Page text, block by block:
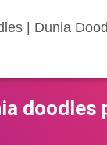
| Dunia
doodles